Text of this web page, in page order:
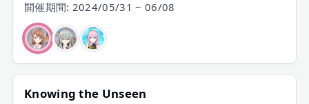
開催期間: 2024/05/31 ~ 06/08
Knowing the Unseen